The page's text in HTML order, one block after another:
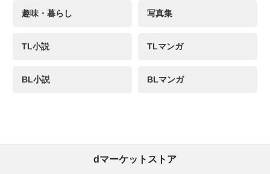
趣味・暮らし 写真集
TL小説 TLマンガ
BL小説 BLマンガ
dマーケットストア